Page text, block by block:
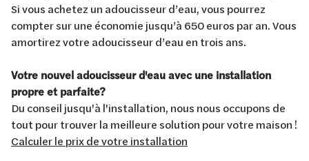
Si vous achetez un adoucisseur d’eau, vous pourrez
compter sur une économie jusqu’à 650 euros par an. Vous
amortirez votre adoucisseur d’eau en trois ans.
Votre nouvel adoucisseur d'eau avec une installation
propre et parfaite?
Du conseil jusqu'à l'installation, nous nous occupons de
tout pour trouver la meilleure solution pour votre maison !
Calculer le prix de votre installation